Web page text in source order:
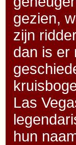
gezien,
zijn
dan is er
Las
hun